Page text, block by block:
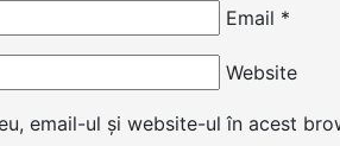
Email *
Website
email-ul și website-ul în acest